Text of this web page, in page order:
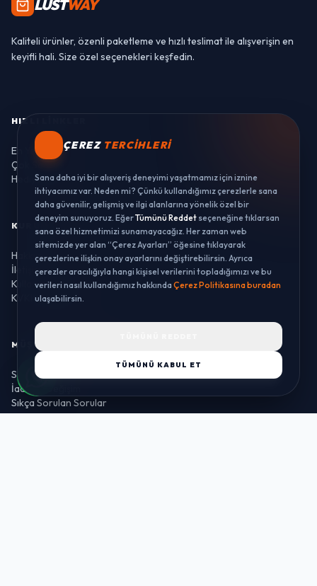
LUSTWAY
Kaliteli ürünler, özenli paketleme ve hızlı teslimat ile alışverişin en
keyifli hali. Size özel seçenekleri keşfedin.
HIZLI LINKLER
En Yeniler
Çok Satanlar
Hediye Setleri
KURUMSAL
Hakkımızda
İletişim
Kullanım Koşulları
KVKK Aydınlatma
MÜŞTERI HIZMETLERI
Sipariş Takibi
İade ve Değişim
Sıkça Sorulan Sorular
Banka Hesaplarımız
ÇEREZ TERCIHLERI
Sana daha iyi bir alışveriş deneyimi yaşatmamız için iznine
ihtiyacımız var. Neden mi? Çünkü kullandığımız çerezlerle sana
daha güvenilir, gelişmiş ve ilgi alanlarına yönelik özel bir
deneyim sunuyoruz. EğerTümünü Reddet seçeneğine tıklarsan
sana özel hizmetimizi sunamayacağız. Her zaman web
sitemizde yer alan “Çerez Ayarları” öğesine tıklayarak
çerezlerine ilişkin onay ayarlarını değiştirebilirsin. Ayrıca
çerezler aracılığıyla hangi kişisel verilerini topladığımızı ve bu
verileri nasıl kullandığımız hakkındaÇerez Politikasına buradan
ulaşabilirsin.
TÜMÜNÜ KABUL ET